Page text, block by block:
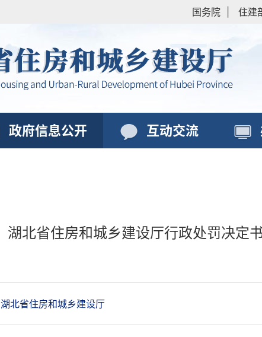
国务院 住建
政府信息公开 互动交流
湖北省住房和城乡建设厅行政处罚决定
湖北省住房和城乡建设厅